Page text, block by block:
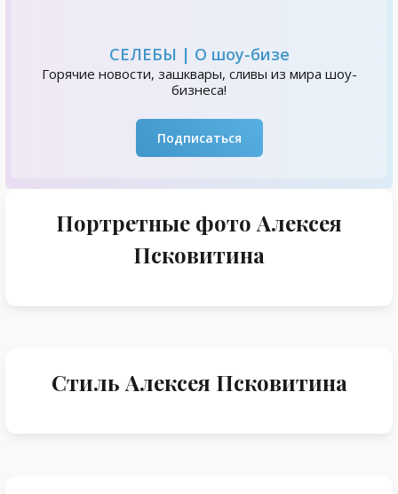
СЕЛЕБЫ | О шоу-бизе
Горячие новости, зашквары, сливы из мира шоу-
бизнеса!
Подписаться
Портретные фото Алексея
Псковитина
Стиль Алексея Псковитина